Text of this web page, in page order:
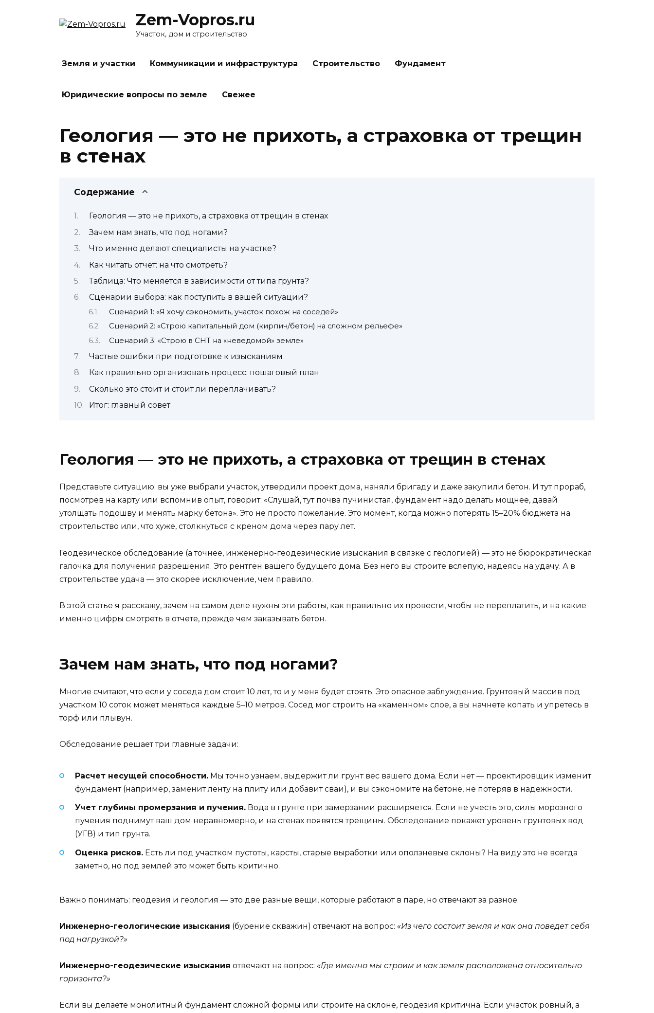
Zem-Vopros.ru
Участок, дом и строительство
Земля и участки Коммуникации и инфраструктура Строительство Фундамент
Юридические вопросы по земле Свежее
Геология — это не прихоть, а страховка от трещин
в стенах
Содержание
Геология — это не прихоть, а страховка от трещин в стенах
Зачем нам знать, что под ногами?
Что именно делают специалисты на участке?
Как читать отчет: на что смотреть?
Таблица: Что меняется в зависимости от типа грунта?
Сценарии выбора: как поступить в вашей ситуации?
Сценарий 1: «Я хочу сэкономить, участок похож на соседей»
Сценарий 2: «Строю капитальный дом (кирпич/бетон) на сложном рельефе»
Сценарий 3: «Строю в СНТ на «неведомой» земле»
Частые ошибки при подготовке к изысканиям
Как правильно организовать процесс: пошаговый план
Сколько это стоит и стоит ли переплачивать?
Итог: главный совет
Геология — это не прихоть, а страховка от трещин в стенах
Представьте ситуацию: вы уже выбрали участок, утвердили проект дома, наняли бригаду и даже закупили бетон. И тут прораб,
посмотрев на карту или вспомнив опыт, говорит: «Слушай, тут почва пучинистая, фундамент надо делать мощнее, давай
утолщать подошву и менять марку бетона». Это не просто пожелание. Это момент, когда можно потерять 15–20% бюджета на
строительство или, что хуже, столкнуться с креном дома через пару лет.
Геодезическое обследование (а точнее, инженерно-геодезические изыскания в связке с геологией) — это не бюрократическая
галочка для получения разрешения. Это рентген вашего будущего дома. Без него вы строите вслепую, надеясь на удачу. А в
строительстве удача — это скорее исключение, чем правило.
В этой статье я расскажу, зачем на самом деле нужны эти работы, как правильно их провести, чтобы не переплатить, и на какие
именно цифры смотреть в отчете, прежде чем заказывать бетон.
Зачем нам знать, что под ногами?
Многие считают, что если у соседа дом стоит 10 лет, то и у меня будет стоять. Это опасное заблуждение. Грунтовый массив под
участком 10 соток может меняться каждые 5–10 метров. Сосед мог строить на «каменном» слое, а вы начнете копать и упретесь в
торф или плывун.
Обследование решает три главные задачи:
Расчет несущей способности. Мы точно узнаем, выдержит ли грунт вес вашего дома. Если нет — проектировщик изменит
фундамент (например, заменит ленту на плиту или добавит сваи), и вы сэкономите на бетоне, не потеряв в надежности.
Учет глубины промерзания и пучения. Вода в грунте при замерзании расширяется. Если не учесть это, силы морозного
пучения поднимут ваш дом неравномерно, и на стенах появятся трещины. Обследование покажет уровень грунтовых вод
(УГВ) и тип грунта.
Оценка рисков. Есть ли под участком пустоты, карсты, старые выработки или оползневые склоны? На виду это не всегда
заметно, но под землей это может быть критично.
Важно понимать: геодезия и геология — это две разные вещи, которые работают в паре, но отвечают за разное.
Инженерно-геологические изыскания (бурение скважин) отвечают на вопрос: «Из чего состоит земля и как она поведет себя
под нагрузкой?»
Инженерно-геодезические изыскания отвечают на вопрос: «Где именно мы строим и как земля расположена относительно
горизонта?»
Если вы делаете монолитный фундамент сложной формы или строите на склоне, геодезия критична. Если участок ровный, а